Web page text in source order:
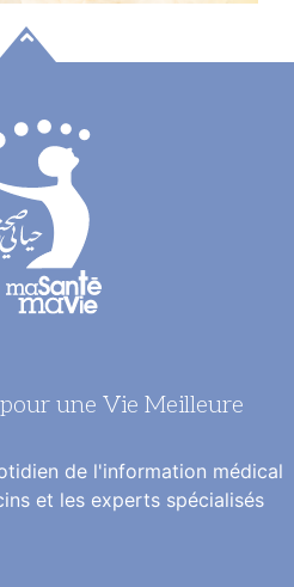
une Vie Meilleure
de l'information médical
et les experts spécialisés